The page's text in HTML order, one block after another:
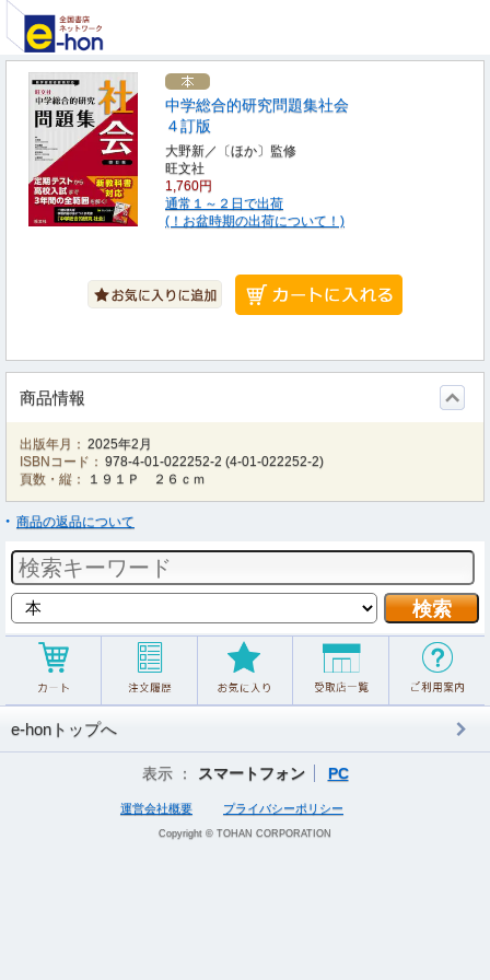
中学総合的研究問題集社会
４訂版
大野新／〔ほか〕監修
旺文社
1,760円
通常１～２日で出荷
(！お盆時期の出荷について！)
商品情報
出版年月： 2025年2月
ISBNコード： 978-4-01-022252-2 (4-01-022252-2)
頁数・縦：
１９１Ｐ ２６ｃｍ
商品の返品について
e-honトップへ
表示 ： スマートフォン PC
運営会社概要 プライバシーポリシー
Copyright © TOHAN CORPORATION